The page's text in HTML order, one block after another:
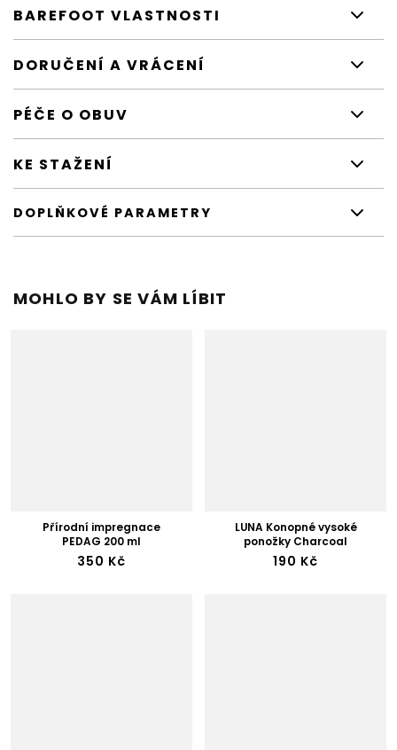
BAREFOOT VLASTNOSTI
DORUČENÍ A VRÁCENÍ
PÉČE O OBUV
KE STAŽENÍ
DOPLŇKOVÉ PARAMETRY
MOHLO BY SE VÁM LÍBIT
Přírodní impregnace
PEDAG 200 ml
350 Kč
LUNA Konopné vysoké
ponožky Charcoal
190 Kč